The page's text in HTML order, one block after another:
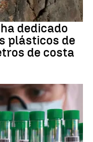
dedicado
plásticos de
de costa